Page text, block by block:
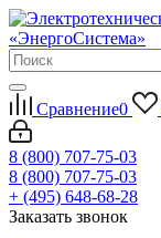
Сравнение0
8 (800) 707-75-03
8 (800) 707-75-03
+ (495) 648-68-28
Заказать звонок